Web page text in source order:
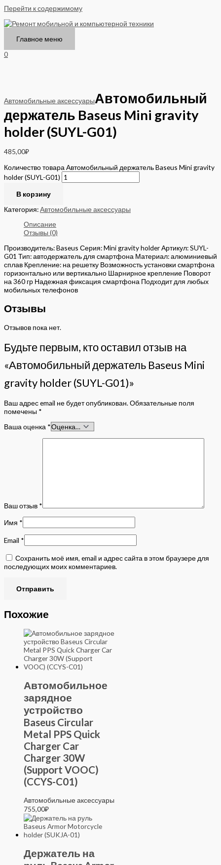
Перейти к содержимому
Главное меню
0
Автомобильные аксессуарыАвтомобильный
держатель Baseus Mini gravity
holder (SUYL-G01)
485,00₽
Количество товара Автомобильный держатель Baseus Mini gravity
holder (SUYL-G01)
В корзину
Категория:Автомобильные аксессуары
Описание
Отзывы (0)
Производитель: Baseus Серия: Mini gravity holder Артикул: SUYL-
G01 Тип: автодержатель для смартфона Материал: алюминиевый
сплав Крепление: на решетку Возможность установки смартфона
горизонтально или вертикально Шарнирное крепление Поворот
на 360 гр Надежная фиксация смартфона Подходит для любых
мобильных телефонов
Отзывы
Отзывов пока нет.
Будьте первым, кто оставил отзыв на
«Автомобильный держатель Baseus Mini
gravity holder (SUYL-G01)»
Ваш адрес email не будет опубликован.Обязательные поля
помечены *
Ваша оценка *
Ваш отзыв *
Имя *
Email *
Сохранить моё имя, email и адрес сайта в этом браузере для
последующих моих комментариев.
Похожие
Автомобильное
зарядное
устройство
Baseus Circular
Metal PPS Quick
Charger Car
Charger 30W
(Support VOOC)
(CCYS-C01)
Автомобильные аксессуары
755,00₽
Держатель на